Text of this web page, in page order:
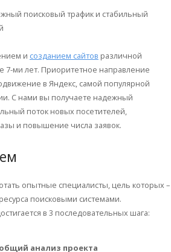
поисковый трафик и стабильный
и созданием сайтов различной
7-ми лет. Приоритетное направление
в Яндекс, самой популярной
С нами вы получаете надежный
поток новых посетителей,
и повышение числа заявок.
опытные специалисты, цель которых –
поисковыми системами.
в 3 последовательных шага:
анализ проекта